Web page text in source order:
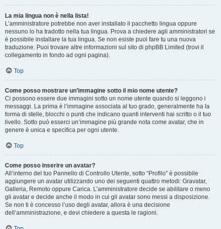
La mia lingua non è nella lista!
L’amministratore potrebbe non aver installato il pacchetto lingua oppure
nessuno lo ha tradotto nella tua lingua. Prova a chiedere agli amministratori se
è possibile installare la tua lingua. Se non esiste puoi fare tu una nuova
traduzione. Puoi trovare altre informazioni sul sito di phpBB Limited (trovi il
collegamento in fondo ad ogni pagina).
Top
Come posso mostrare un’immagine sotto il mio nome utente?
Ci possono essere due immagini sotto un nome utente quando si leggono i
messaggi. La prima è l’immagine associata al tuo grado, generalmente ha la
forma di stelle, blocchi o punti che indicano quanti interventi hai scritto o il tuo
livello. Sotto può esserci un’immagine più grande nota come avatar, che in
genere è unica e specifica per ogni utente.
Top
Come posso inserire un avatar?
All’interno del tuo Pannello di Controllo Utente, sotto “Profilo” è possibile
aggiungere un avatar utilizzando uno dei seguenti quattro metodi: Gravatar,
Galleria, Remoto oppure Carica. L’amministratore decide se abilitare o meno
gli avatar e decide anche il modo in cui gli avatar sono messi a disposizione.
Se non ti è concesso l’uso degli avatar, allora è una decisione
dell’amministrazione, e devi chiedere a questa le ragioni.